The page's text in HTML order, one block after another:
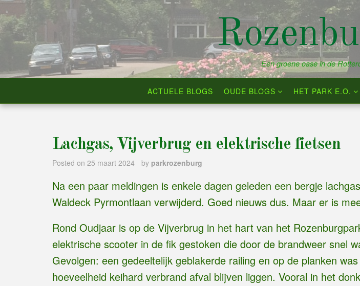
to
content
Een groene oase in de
ACTUELE BLOGS OUDE BLOGS HET PARK E.O.
Lachgas, Vijverbrug en elektrische fietsen
Posted on 25 maart 2024 by parkrozenburg
Na een paar meldingen is enkele dagen geleden een bergje
Waldeck Pyrmontlaan verwijderd. Goed nieuws dus. Maar er is
Rond Oudjaar is op de Vijverbrug in het hart van het
elektrische scooter in de fik gestoken die door de brandweer snel
Gevolgen: een gedeeltelijk geblakerde railing en op de planken
hoeveelheid keihard verbrand afval blijven liggen. Vooral in het